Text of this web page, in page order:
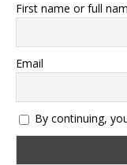
First name or full
Email
By continuing,